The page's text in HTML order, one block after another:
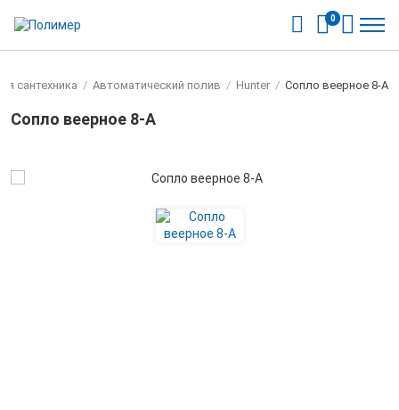
0
сантехника / Автоматический полив / Hunter / Сопло веерное 8-А
Сопло веерное 8-А